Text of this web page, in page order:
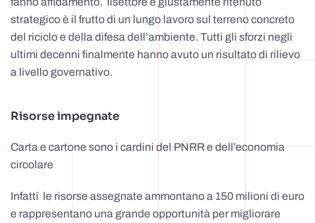
strategico è il frutto di un lungo lavoro sul terreno concreto
del riciclo e della difesa dell’ambiente. Tutti gli sforzi negli
ultimi decenni finalmente hanno avuto un risultato di rilievo
a livello governativo.
Risorse impegnate
Carta e cartone sono i cardini del PNRR e dell’economia
circolare
Infatti le risorse assegnate ammontano a 150 milioni di euro
e rappresentano una grande opportunità per migliorare